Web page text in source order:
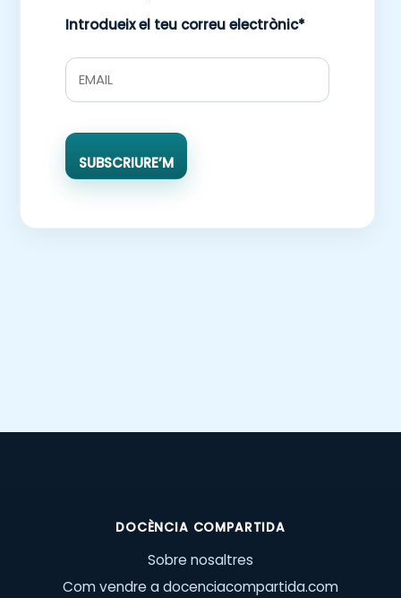
Introdueix el teu correu electrònic*
SUBSCRIURE’M
DOCÈNCIA COMPARTIDA
Sobre nosaltres
Com vendre a docenciacompartida.com